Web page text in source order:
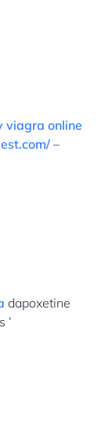
viagra online
–
dapoxetine
’